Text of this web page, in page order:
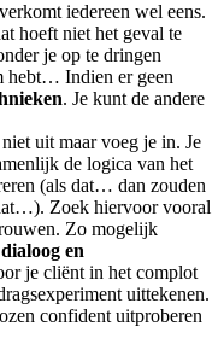
iedereen wel eens.
hoeft niet het geval te
je op te dringen
hebt… Indien er geen
. Je kunt de andere
uit maar voeg je in. Je
de logica van het
(als dat… dan zouden
Zoek hiervoor vooral
Zo mogelijk
en
je cliënt in het complot
uittekenen.
confident uitproberen